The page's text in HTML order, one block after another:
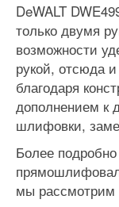
DeWALT
только двумя
возможности
рукой, отсюда
благодаря
дополнением к
шлифовки,
Более
мы